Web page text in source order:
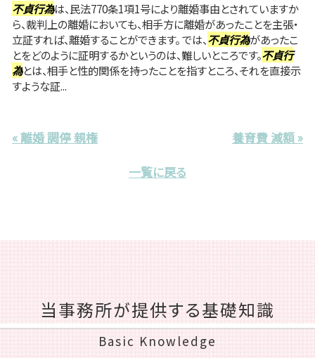
不貞行為は、民法770条1項1号により離婚事由とされていますか
ら、裁判上の離婚においても、相手方に離婚があったことを主張・
立証すれば、離婚することができます。 では、不貞行為があったこ
とをどのように証明するかというのは、難しいところです。不貞行
為とは、相手と性的関係を持ったことを指すところ、それを直接示
すような証...
« 離婚 調停 親権
養育費 減額 »
一覧に戻る
当事務所が提供する基礎知識
Basic Knowledge